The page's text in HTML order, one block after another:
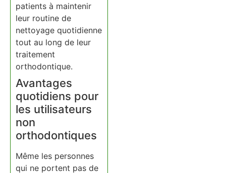
patients à maintenir
leur routine de
nettoyage quotidienne
tout au long de leur
traitement
orthodontique.
Avantages
quotidiens pour
les utilisateurs
non
orthodontiques
Même les personnes
qui ne portent pas de